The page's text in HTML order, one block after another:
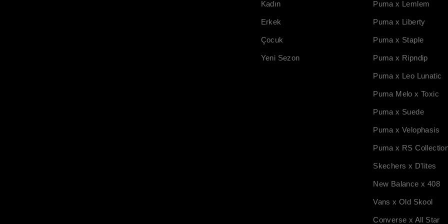
Kadın
Erkek
Çocuk
Yeni Sezon
Puma x Lemlem
Puma x Liberty
Puma x Staple
Puma x Ripndip
Puma x Leo Lunatic
Puma Melo x Toxic
Puma x Suede
Puma x Velophasis
Puma x RS
Skechers x D'lites
New Balance x 408
Vans x Old Skool
Converse x All Star